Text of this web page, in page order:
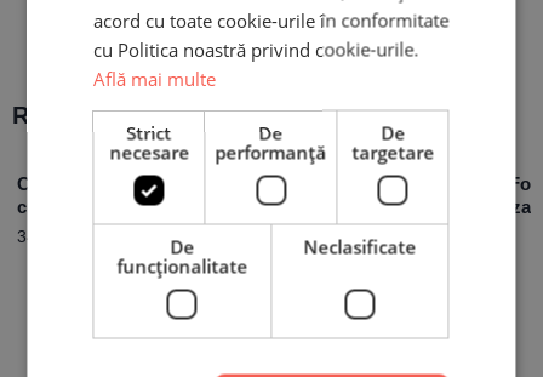
Recomandări populare:
Cană Personalizată
cu mesaj –
Graduation
34,90
Piatră Ardezie Pătrată
Personalizată cu
mesaj pentru
99,90
Plachetă
și mesaj
acord cu toate cookie-urile în conformitate
cu Politica noastră privind cookie-urile.
Află mai multe
Strict
necesare
De
performanță
De
targetare
De
funcţionalitate
Neclasificate